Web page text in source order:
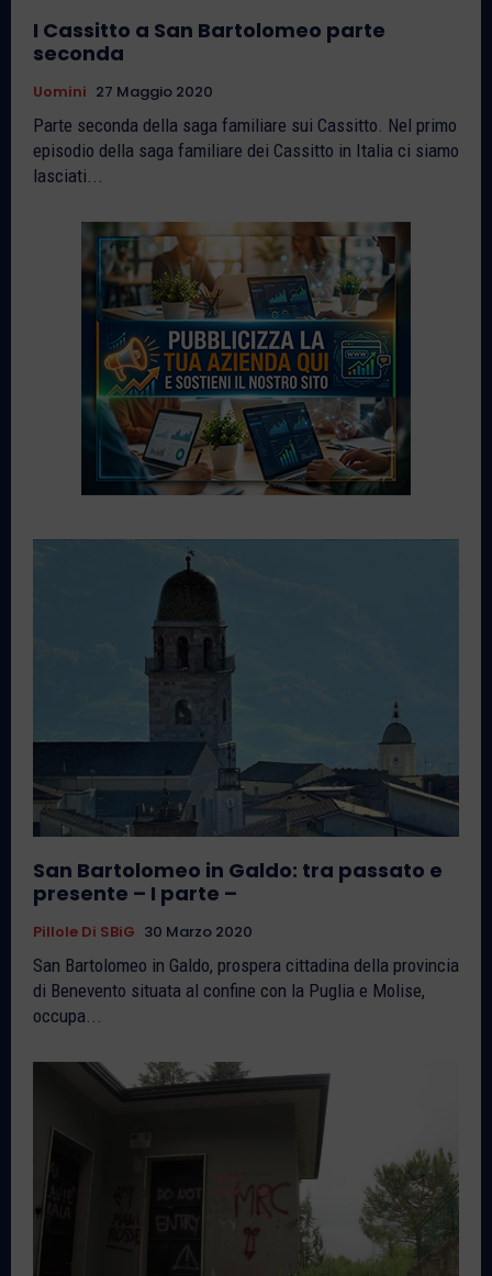
I Cassitto a San Bartolomeo parte
seconda
Uomini 27 Maggio 2020
Parte seconda della saga familiare sui Cassitto. Nel primo
episodio della saga familiare dei Cassitto in Italia ci siamo
lasciati...
San Bartolomeo in Galdo: tra passato e
presente – I parte –
Pillole Di SBiG 30 Marzo 2020
San Bartolomeo in Galdo, prospera cittadina della provincia
di Benevento situata al confine con la Puglia e Molise,
occupa...